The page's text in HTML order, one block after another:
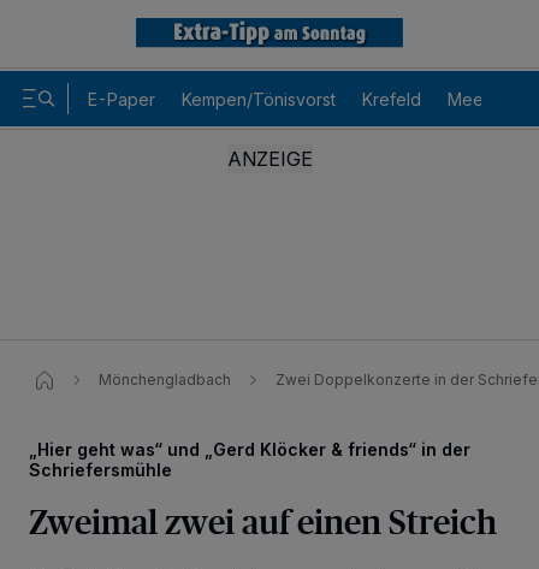
E-Paper Kempen/Tönisvorst Krefeld Meerbusch
Mönchengladbach Zwei Doppelkonzerte in der
„Hier geht was“ und „Gerd Klöcker & friends“ in der
Schriefersmühle
Zweimal zwei auf einen Streich